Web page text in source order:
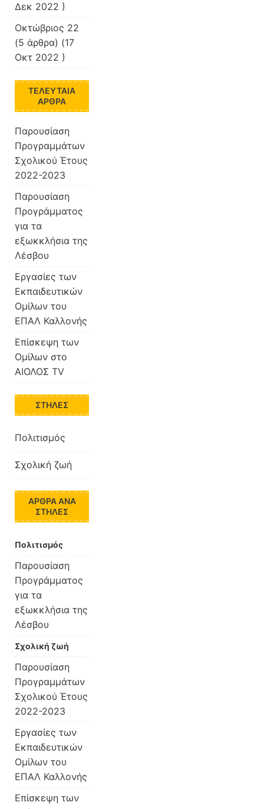
Δεκ 2022 )
Οκτώβριος 22
(5 άρθρα) (17
Οκτ 2022 )
ΤΕΛΕΥΤΑΊΑ
ΆΡΘΡΑ
Παρουσίαση
Προγραμμάτων
Σχολικού Έτους
2022-2023
Παρουσίαση
Προγράμματος
για τα
εξωκκλήσια της
Λέσβου
Εργασίες των
Εκπαιδευτικών
Ομίλων του
ΕΠΑΛ Καλλονής
Επίσκεψη των
Ομίλων στο
ΑΙΟΛΟΣ TV
ΣΤΉΛΕΣ
Πολιτισμός
Σχολική ζωή
ΆΡΘΡΑ ΑΝΆ
ΣΤΉΛΕΣ
Πολιτισμός
Παρουσίαση
Προγράμματος
για τα
εξωκκλήσια της
Λέσβου
Σχολική ζωή
Παρουσίαση
Προγραμμάτων
Σχολικού Έτους
2022-2023
Εργασίες των
Εκπαιδευτικών
Ομίλων του
ΕΠΑΛ Καλλονής
Επίσκεψη των